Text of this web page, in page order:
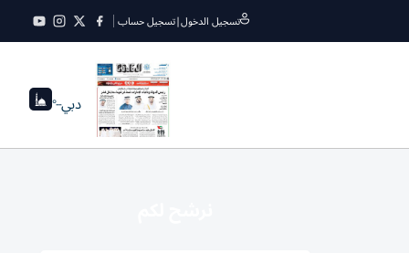
تسجيل الدخول|تسجيل حساب
دبي--°